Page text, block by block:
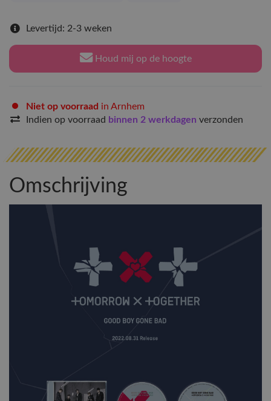
Levertijd: 2-3 weken
Houd mij op de hoogte
Niet op voorraad in Arnhem
Indien op voorraad binnen 2 werkdagen verzonden
Omschrijving